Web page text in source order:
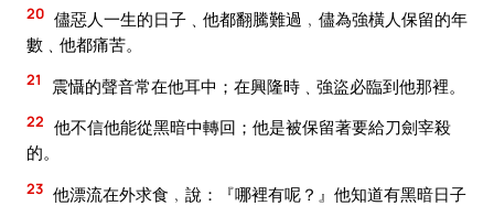
20 儘惡人一生的日子﹑他都翻騰難過﹐儘為強橫人保留的年
數﹑他都痛苦。
21 震懾的聲音常在他耳中；在興隆時﹑強盜必臨到他那裡。
22 他不信他能從黑暗中轉回；他是被保留著要給刀劍宰殺
的。
23 他漂流在外求食﹐說：『哪裡有呢？』他知道有黑暗日子